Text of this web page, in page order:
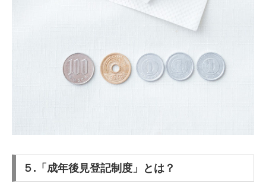
５.「成年後見登記制度」とは？